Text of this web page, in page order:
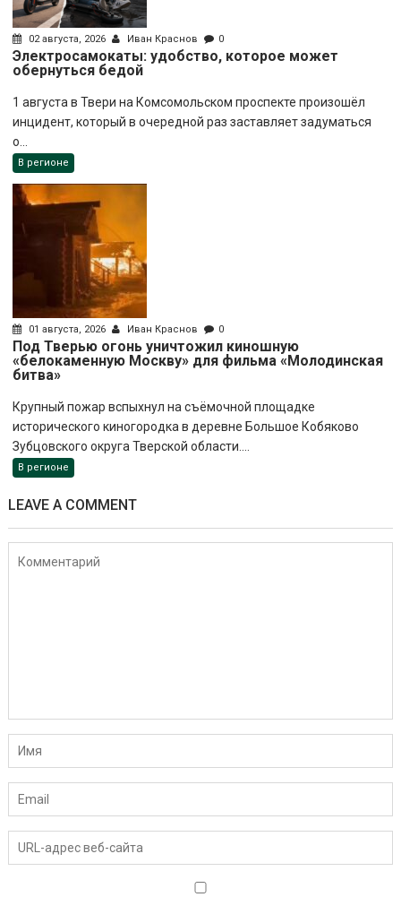
02 августа, 2026 Иван Краснов 0
Электросамокаты: удобство, которое может
обернуться бедой
1 августа в Твери на Комсомольском проспекте произошёл
инцидент, который в очередной раз заставляет задуматься
о...
В регионе
01 августа, 2026 Иван Краснов 0
Под Тверью огонь уничтожил киношную
«белокаменную Москву» для фильма «Молодинская
битва»
Крупный пожар вспыхнул на съёмочной площадке
исторического киногородка в деревне Большое Кобяково
Зубцовского округа Тверской области....
В регионе
LEAVE A COMMENT